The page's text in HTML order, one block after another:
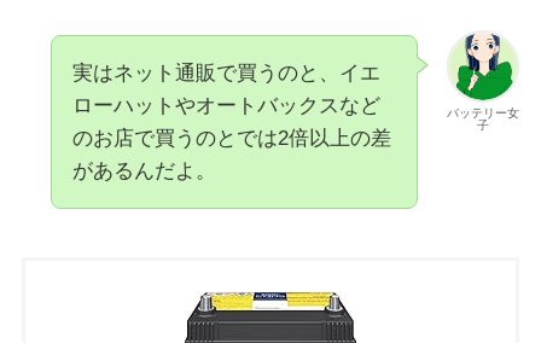
バッテリー女
子
実はネット通販で買うのと、イエ
ローハットやオートバックスなど
のお店で買うのとでは2倍以上の差
があるんだよ。